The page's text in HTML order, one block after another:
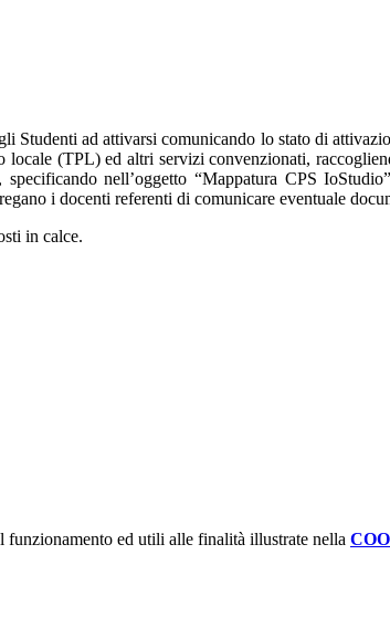
Studenti ad attivarsi comunicando lo stato di
(TPL) ed altri servizi convenzionati,
nell’oggetto “Mappatura CPS
i docenti referenti di comunicare eventuale
in calce.
funzionamento ed utili alle finalità illustrate nella